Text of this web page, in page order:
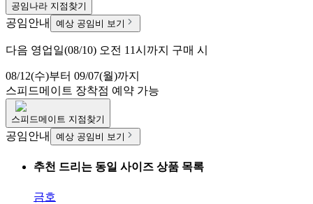
공임나라 지점찾기
공임안내 예상 공임비 보기
다음 영업일(08/10) 오전 11시까지 구매 시
08/12(수)부터 09/07(월)까지
스피드메이트 장착점 예약 가능
스피드메이트 지점찾기
공임안내 예상 공임비 보기
추천 드리는 동일 사이즈 상품 목록
금호